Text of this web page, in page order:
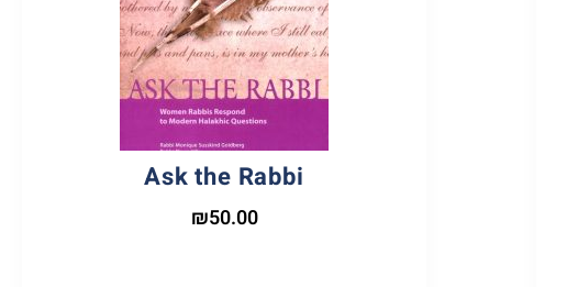
Ask the Rabbi
₪50.00